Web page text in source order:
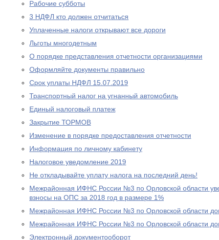
Рабочие субботы
3 НДФЛ кто должен отчитаться
Уплаченные налоги открывают все дороги
Льготы многодетным
О порядке представления отчетности организациями
Оформляйте документы правильно
Срок уплаты НДФЛ 15.07.2019
Транспортный налог на угнанный автомобиль
Единый налоговый платеж
Закрытие ТОРМОВ
Изменение в порядке предоставления отчетности
Информация по личному кабинету
Налоговое уведомление 2019
Не откладывайте уплату налога на последний день!
Межрайонная ИФНС России №3 по Орловской области
взносы на ОПС за 2018 год в размере 1%
Межрайонная ИФНС России №3 по Орловской области
Межрайонная ИФНС России №3 по Орловской области
Электронный документооборот